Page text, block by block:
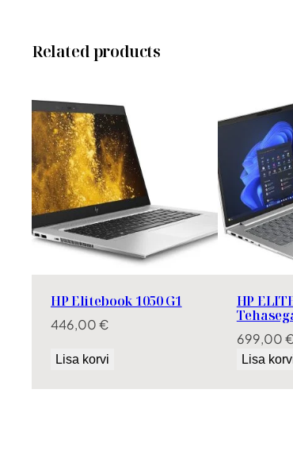
Related products
HP Elitebook 1050 G1
446,00€
Lisa korvi
HP
699,00
Lisa